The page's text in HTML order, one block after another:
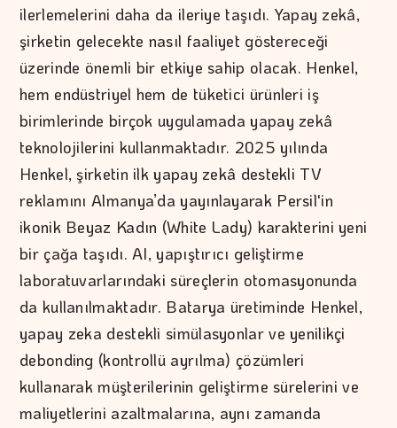
ilerlemelerini daha da ileriye taşıdı. Yapay zekâ,
şirketin gelecekte nasıl faaliyet göstereceği
üzerinde önemli bir etkiye sahip olacak. Henkel,
hem endüstriyel hem de tüketici ürünleri iş
birimlerinde birçok uygulamada yapay zekâ
teknolojilerini kullanmaktadır. 2025 yılında
Henkel, şirketin ilk yapay zekâ destekli TV
reklamını Almanya’da yayınlayarak Persil'in
ikonik Beyaz Kadın (White Lady) karakterini yeni
bir çağa taşıdı. AI, yapıştırıcı geliştirme
laboratuvarlarındaki süreçlerin otomasyonunda
da kullanılmaktadır. Batarya üretiminde Henkel,
yapay zeka destekli simülasyonlar ve yenilikçi
debonding (kontrollü ayrılma) çözümleri
kullanarak müşterilerinin geliştirme sürelerini ve
maliyetlerini azaltmalarına, aynı zamanda